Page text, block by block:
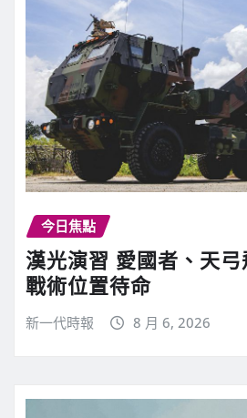
今日焦點
漢光演習 愛國者、天
戰術位置待命
新一代時報 8 月 6, 2026